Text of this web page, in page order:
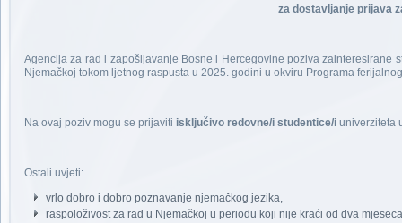
za dostavljanje prijava
Agencija za rad i zapošljavanje Bosne i Hercegovine poziva
Njemačkoj tokom ljetnog raspusta u 2025. godini u okviru Programa
Na ovaj poziv mogu se prijaviti isključivo redovne/i studentice/i univerziteta
Ostali uvjeti:
vrlo dobro i dobro poznavanje njemačkog jezika,
raspoloživost za rad u Njemačkoj u periodu koji nije kraći od dva